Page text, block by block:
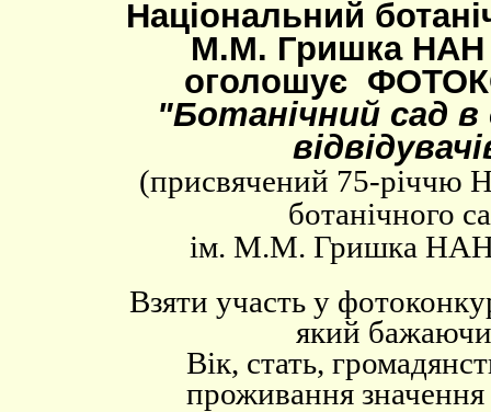
Національний
М.М. Гришка НАН
оголошує
"Ботанічний сад в
(присвячений 75-річчю
ботанічного
ім. М.М. Гришка НАН
Взяти участь у
який
Вік, стать,
проживання